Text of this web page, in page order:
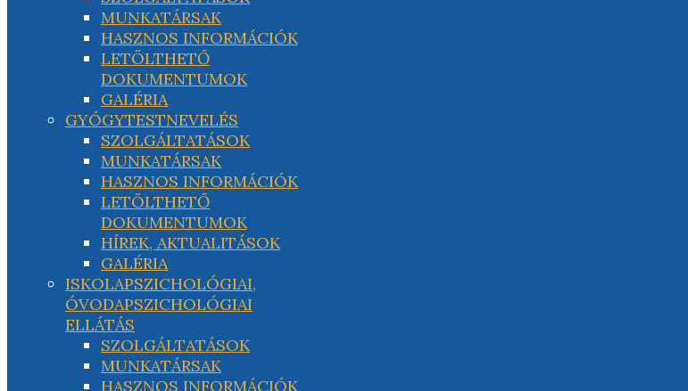
MUNKATÁRSAK
HASZNOS INFORMÁCIÓK
LETÖLTHETŐ
DOKUMENTUMOK
GALÉRIA
GYÓGYTESTNEVELÉS
SZOLGÁLTATÁSOK
MUNKATÁRSAK
HASZNOS INFORMÁCIÓK
LETÖLTHETŐ
DOKUMENTUMOK
HÍREK, AKTUALITÁSOK
GALÉRIA
ISKOLAPSZICHOLÓGIAI,
ÓVODAPSZICHOLÓGIAI
ELLÁTÁS
SZOLGÁLTATÁSOK
MUNKATÁRSAK
HASZNOS INFORMÁCIÓK